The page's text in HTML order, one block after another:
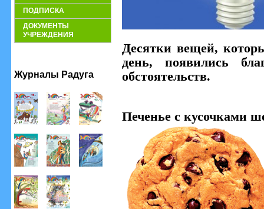
ПОДПИСКА
ДОКУМЕНТЫ
УЧРЕЖДЕНИЯ
Журналы Радуга
Десятки вещей,
день, появились
обстоятельств.
Печенье с кусочками